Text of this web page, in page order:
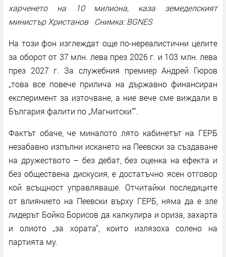
харченето на 10 милиона, каза земеделският
министър Христанов Снимка: BGNES
На този фон изглеждат още по-нереалистични целите
за оборот от 37 млн. лева през 2026 г. и 103 млн. лева
през 2027 г. За служебния премиер Андрей Гюров
„това все повече прилича на държавно финансиран
експеримент за източване, а ние вече сме виждали в
България фалити по „Магнитски“".
Фактът обаче, че миналото лято кабинетът на ГЕРБ
незабавно изпълни искането на Пеевски за създаване
на дружеството – без дебат, без оценка на ефекта и
без обществена дискусия, е достатъчно ясен отговор
кой всъщност управляваше. Отчитайки последиците
от влиянието на Пеевски върху ГЕРБ, няма да е зле
лидерът Бойко Борисов да калкулира и ориза, захарта
и олиото „за хората“, които излязоха солено на
партията му.